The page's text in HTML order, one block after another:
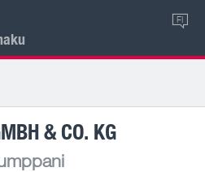
FI
& CO. KG